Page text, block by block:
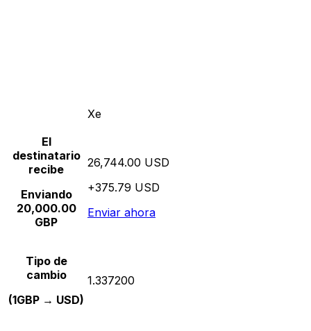
Xe
El
destinatario
recibe
Enviando
20,000.00
GBP
26,744.00 USD
+375.79 USD
Enviar ahora
Tipo de
cambio
(1GBP → USD)
1.337200